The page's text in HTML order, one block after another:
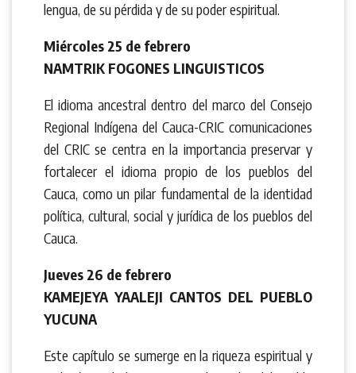
lengua, de su pérdida y de su poder espiritual.
Miércoles 25 de febrero
NAMTRIK FOGONES LINGUISTICOS
El idioma ancestral dentro del marco del Consejo
Regional Indígena del Cauca-CRIC comunicaciones
del CRIC se centra en la importancia preservar y
fortalecer el idioma propio de los pueblos del
Cauca, como un pilar fundamental de la identidad
política, cultural, social y jurídica de los pueblos del
Cauca.
Jueves 26 de febrero
KAMEJEYA YAALEJI CANTOS DEL PUEBLO
YUCUNA
Este capítulo se sumerge en la riqueza espiritual y